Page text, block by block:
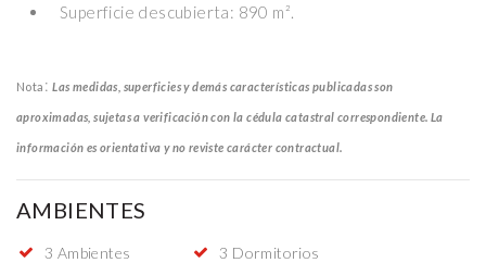
Superficie descubierta: 890 m².
Nota :Las medidas, superficies y demás características publicadas son
aproximadas, sujetas a verificación con la cédula catastral correspondiente. La
información es orientativa y no reviste carácter contractual.
AMBIENTES
3 Ambientes
3 Dormitorios